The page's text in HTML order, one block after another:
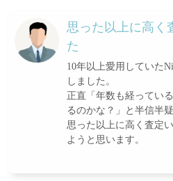
思った以上に高く
た
10年以上愛用していた
しました。
正直「年数も経ってい
るのかな？」と半信半
思った以上に高く査定
ようと思います。